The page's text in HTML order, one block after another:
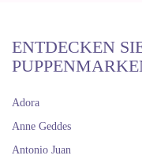
ENTDECKEN
Adora
Anne Geddes
Antonio Juan